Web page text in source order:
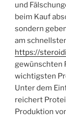
und
beim Kauf
sondern
am
https://
gewünschten
wichtigsten
Unter dem
reichert
Produktion